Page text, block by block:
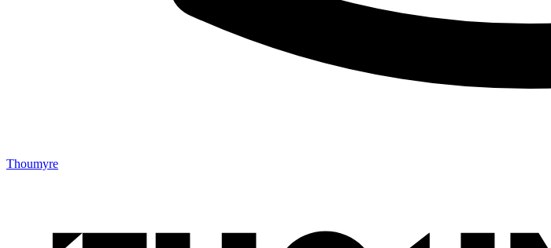
Thoumyre